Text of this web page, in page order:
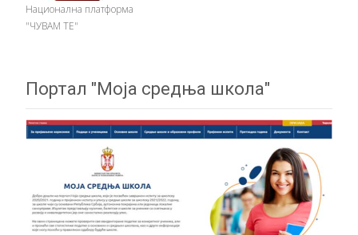
Национална платформа
"ЧУВАМ ТЕ"
Портал "Моја средња школа"